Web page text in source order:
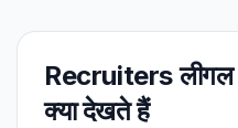
Recruiters
क्या देखते हैं